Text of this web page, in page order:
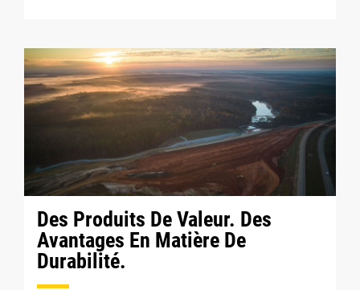
Des Produits De Valeur. Des
Avantages En Matière De
Durabilité.